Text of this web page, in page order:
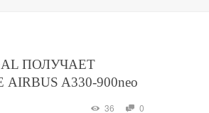
ПОЛУЧАЕТ
A330-900neo
36 0